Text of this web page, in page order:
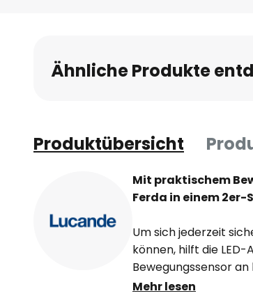
Ähnliche Produkte
Produktübersicht
Mit praktischem
Ferda in einem 2er-
Um sich jederzeit
können, hilft die
Bewegungssensor
wie zum Beispiel dem
Mehr lesen